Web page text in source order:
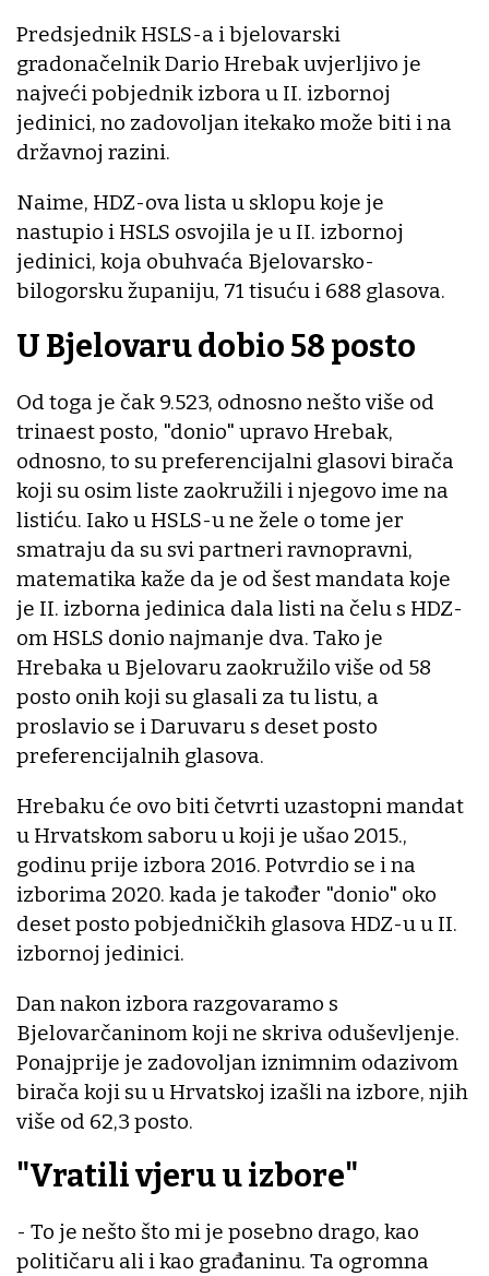
Predsjednik HSLS-a i bjelovarski
gradonačelnik Dario Hrebak uvjerljivo je
najveći pobjednik izbora u II. izbornoj
jedinici, no zadovoljan itekako može biti i na
državnoj razini.
Naime, HDZ-ova lista u sklopu koje je
nastupio i HSLS osvojila je u II. izbornoj
jedinici, koja obuhvaća Bjelovarsko-
bilogorsku županiju, 71 tisuću i 688 glasova.
U Bjelovaru dobio 58 posto
Od toga je čak 9.523, odnosno nešto više od
trinaest posto, "donio" upravo Hrebak,
odnosno, to su preferencijalni glasovi birača
koji su osim liste zaokružili i njegovo ime na
listiću. Iako u HSLS-u ne žele o tome jer
smatraju da su svi partneri ravnopravni,
matematika kaže da je od šest mandata koje
je II. izborna jedinica dala listi na čelu s HDZ-
om HSLS donio najmanje dva. Tako je
Hrebaka u Bjelovaru zaokružilo više od 58
posto onih koji su glasali za tu listu, a
proslavio se i Daruvaru s deset posto
preferencijalnih glasova.
Hrebaku će ovo biti četvrti uzastopni mandat
u Hrvatskom saboru u koji je ušao 2015.,
godinu prije izbora 2016. Potvrdio se i na
izborima 2020. kada je također "donio" oko
deset posto pobjedničkih glasova HDZ-u u II.
izbornoj jedinici.
Dan nakon izbora razgovaramo s
Bjelovarčaninom koji ne skriva oduševljenje.
Ponajprije je zadovoljan iznimnim odazivom
birača koji su u Hrvatskoj izašli na izbore, njih
više od 62,3 posto.
"Vratili vjeru u izbore"
- To je nešto što mi je posebno drago, kao
političaru ali i kao građaninu. Ta ogromna